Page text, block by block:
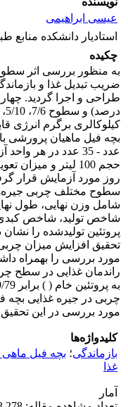
عیسی ابراهیمی
استادیار دانشکده منابع
چکیده
به منظور بررسی اثر
ضریب تبدیل غذا و
کیلوکالری برگرم انرژی
عدد - 35 عدد در هر
روز مورد آزمایش قرار
سطوح مختلف چربی
شامل وزن نهایی، طول
شاخص تولید، شاخص کبدی،
مورد بررسی را بهمراه
چربی در جیره غذایی بچه
مورد بررسی در این تحقیق، 14 درصد پیشنهاد
کلیدواژه‌ها
بازماندگی؛ بچه فیل
غذا
آمار